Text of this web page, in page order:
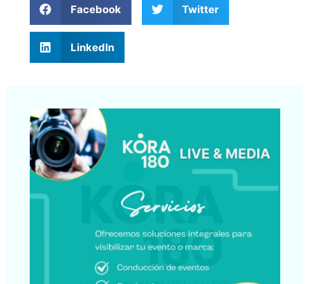
Facebook Twitter
LinkedIn